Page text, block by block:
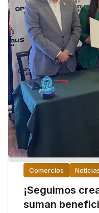
Comercios
¡Seguimos
suman